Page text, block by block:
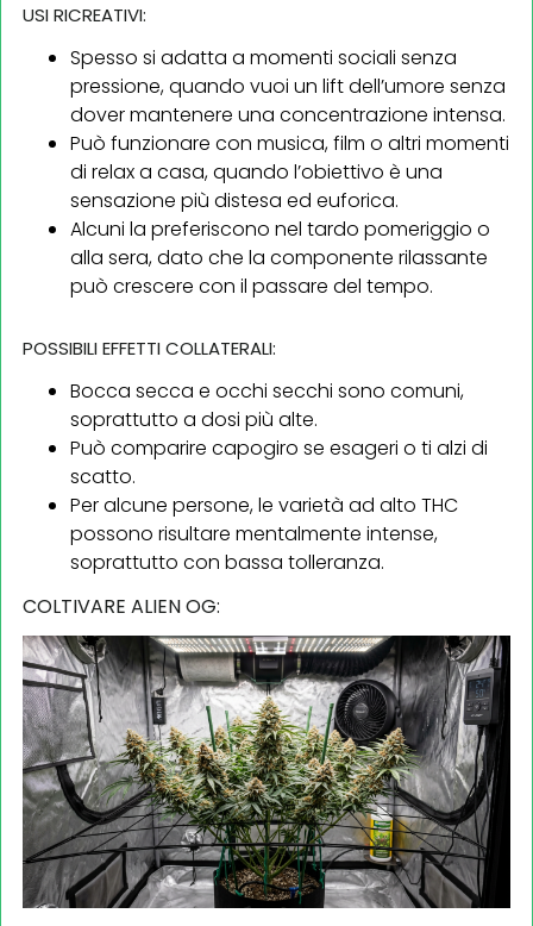
USI RICREATIVI:
Spesso si adatta a momenti sociali senza
pressione, quando vuoi un lift dell’umore senza
dover mantenere una concentrazione intensa.
Può funzionare con musica, film o altri momenti
di relax a casa, quando l’obiettivo è una
sensazione più distesa ed euforica.
Alcuni la preferiscono nel tardo pomeriggio o
alla sera, dato che la componente rilassante
può crescere con il passare del tempo.
POSSIBILI EFFETTI COLLATERALI:
Bocca secca e occhi secchi sono comuni,
soprattutto a dosi più alte.
Può comparire capogiro se esageri o ti alzi di
scatto.
Per alcune persone, le varietà ad alto THC
possono risultare mentalmente intense,
soprattutto con bassa tolleranza.
COLTIVARE ALIEN OG: